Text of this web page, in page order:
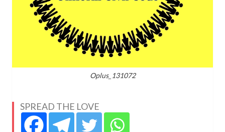
Oplus_131072
SPREAD THE LOVE